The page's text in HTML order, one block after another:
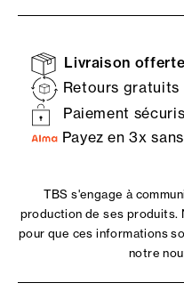
Livraison
Retours
Paiement
Payez en 3x
TBS s'engage à
production de ses produits.
pour que ces informations
notre